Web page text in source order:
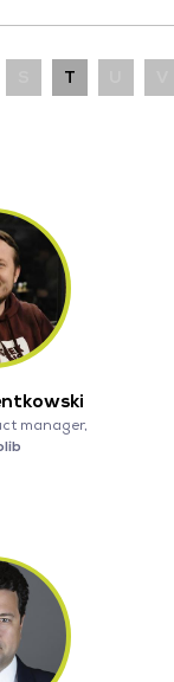
T
manager,